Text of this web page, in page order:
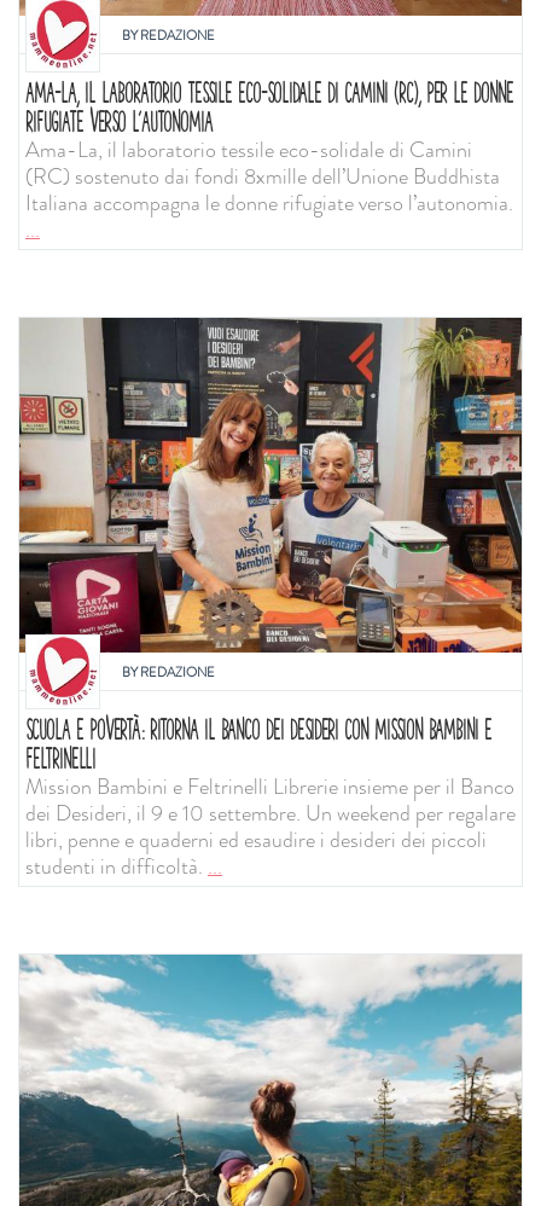
BYREDAZIONE
AMA-LA, IL LABORATORIO TESSILE ECO-SOLIDALE DI CAMINI (RC), PER LE DONNE
RIFUGIATE VERSO L’AUTONOMIA
Ama-La, il laboratorio tessile eco-solidale di Camini
(RC) sostenuto dai fondi 8xmille dell’Unione Buddhista
Italiana accompagna le donne rifugiate verso l’autonomia.
...
BYREDAZIONE
SCUOLA E POVERTÀ: RITORNA IL BANCO DEI DESIDERI CON MISSION BAMBINI E
FELTRINELLI
Mission Bambini e Feltrinelli Librerie insieme per il Banco
dei Desideri, il 9 e 10 settembre. Un weekend per regalare
libri, penne e quaderni ed esaudire i desideri dei piccoli
studenti in difficoltà....